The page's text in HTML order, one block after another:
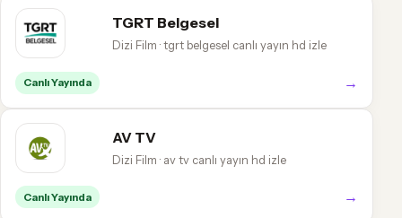
TGRT Belgesel
Dizi Film · tgrt belgesel canlı yayın hd izle
Canlı Yayında →
AV TV
Dizi Film · av tv canlı yayın hd izle
Canlı Yayında →